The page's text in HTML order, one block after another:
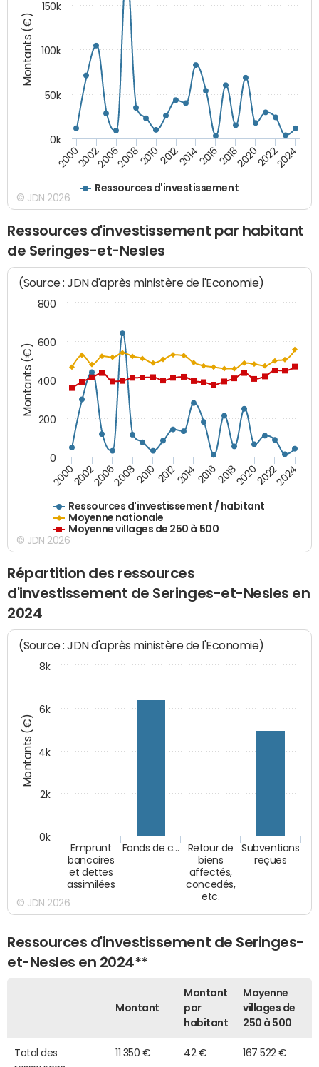
Montants (€)
Ressources d'investissement
200020022006200820102012201420162018202020222024
0k
50k
100k
150k
© JDN 2026
Ressources d'investissement par habitant
de Seringes-et-Nesles
Montants (€)
(Source : JDN d'après ministère de l'Economie)
Ressources d'investissement / habitant
Moyenne nationale
Moyenne villages de 250 à 500
20002002200620082010 2012201420162018202020222024
0
200
400
600
800
© JDN 2026
Répartition des ressources
d'investissement de Seringes-et-Nesles en
2024
Montants (€)
(Source : JDN d'après ministère de l'Economie)
Emprunt
bancaires
et dettes
assimilées
Fonds de c…
Retour de
biens
affectés,
concedés,
etc.
Subventions
reçues
0k
2k
4k
6k
8k
© JDN 2026
Ressources d'investissement de Seringes-
et-Nesles en 2024**
Montant
Montant
par
habitant
Moyenne
villages de
250 à 500
Total des
11 350 € 42 € 167 522 €